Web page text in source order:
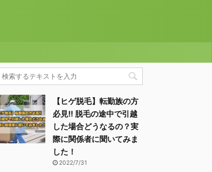
【ヒゲ脱毛】転勤族の方
必見!! 脱毛の途中で引越
した場合どうなるの？実
際に関係者に聞いてみま
した！
2022/7/31